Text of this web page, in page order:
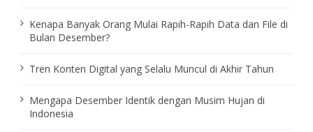
Kenapa Banyak Orang Mulai Rapih-Rapih Data dan File di
Bulan Desember?
Tren Konten Digital yang Selalu Muncul di Akhir Tahun
Mengapa Desember Identik dengan Musim Hujan di
Indonesia